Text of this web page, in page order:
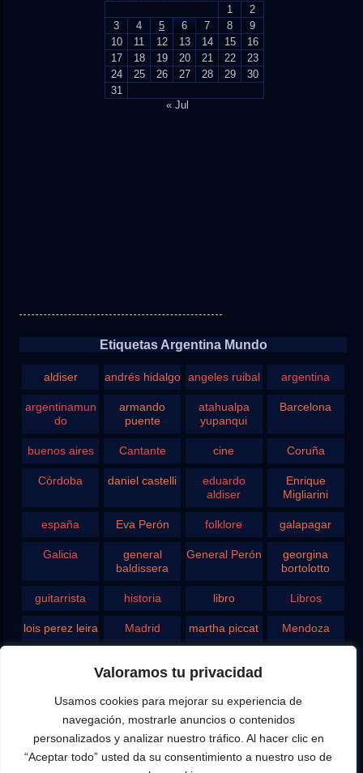
Valoramos tu privacidad
Usamos cookies para mejorar su experiencia de
navegación, mostrarle anuncios o contenidos
personalizados y analizar nuestro tráfico. Al hacer clic en
“Aceptar todo” usted da su consentimiento a nuestro uso de
1
2
3
4 5 6 7 8
9
10
11 12 13 14 15
16
17
18 19 20 21 22
23
24
25 26 27 28 29
30
31
« Jul
Etiquetas Argentina Mundo
aldiser andrés hidalgo angeles ruibal argentina
argentinamun
do
armando
puente
atahualpa
yupanqui
Barcelona
buenos aires Cantante cine Coruña
Córdoba daniel castelli
eduardo
aldiser
Enrique
Migliarini
españa Eva Perón folklore galapagar
Galicia
general
baldissera
General Perón
georgina
bortolotto
guitarrista historia libro Libros
lois perez leira Madrid martha piccat Mendoza
Rodolfo
Ghezzi
rosario san juan santa fe
Tango teatro television vigo